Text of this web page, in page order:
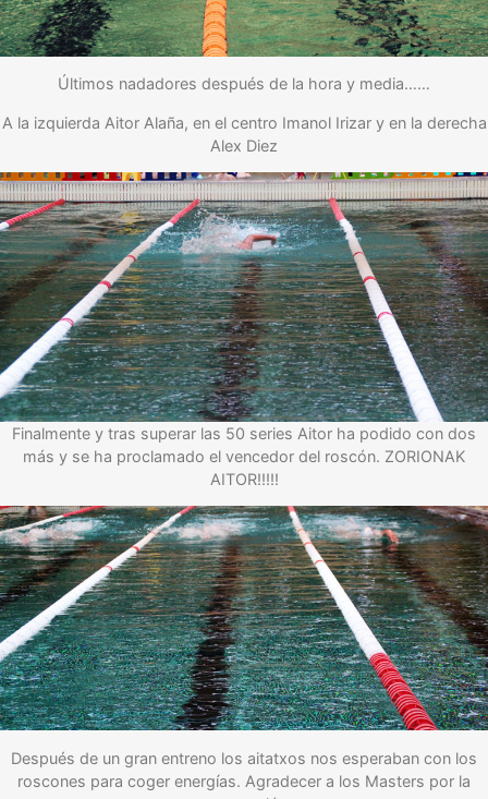
Últimos nadadores después de la hora y media……
A la izquierda Aitor Alaña, en el centro Imanol Irizar y en la derecha
Alex Diez
Finalmente y tras superar las 50 series Aitor ha podido con dos
más y se ha proclamado el vencedor del roscón. ZORIONAK
AITOR!!!!!
Después de un gran entreno los aitatxos nos esperaban con los
roscones para coger energías. Agradecer a los Masters por la